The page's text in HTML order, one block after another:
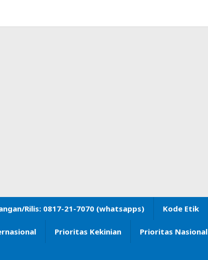
Rilis: 0817-21-7070 (whatsapps) Kode Etik
Prioritas Kekinian Prioritas Nasional